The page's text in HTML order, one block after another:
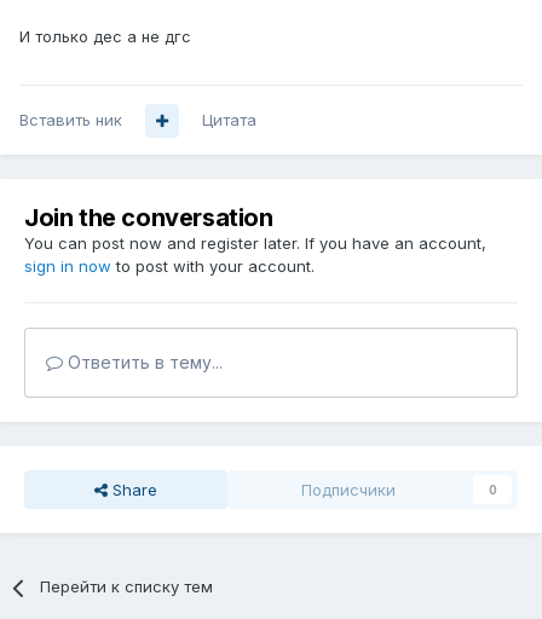
И только дес а не дгс
Вставить ник Цитата
Join the conversation
You can post now and register later. If you have an account,
sign in now to post with your account.
Ответить в тему...
Share Подписчики 0
Перейти к списку тем